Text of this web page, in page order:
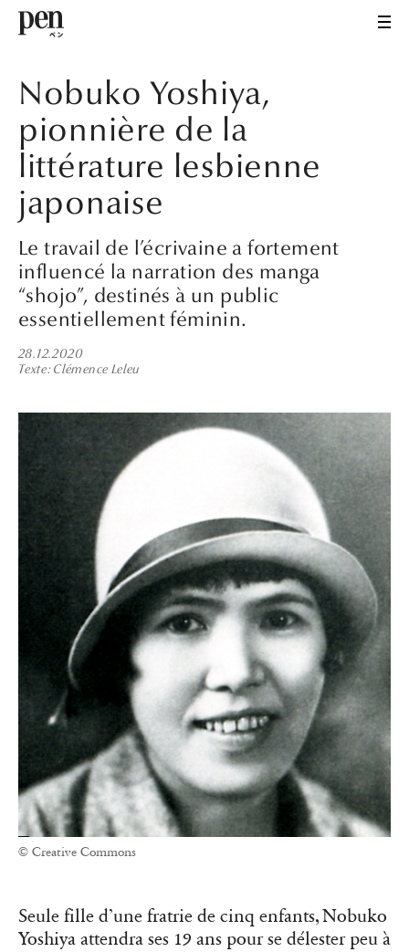
Nobuko Yoshiya,
pionnière de la
littérature lesbienne
japonaise
Le travail de l’écrivaine a fortement
influencé la narration des manga
“shojo”, destinés à un public
essentiellement féminin.
28.12.2020
Texte Clémence Leleu
© Creative Commons
Seule fille d’une fratrie de cinq enfants, Nobuko
Yoshiya attendra ses 19 ans pour se délester peu à